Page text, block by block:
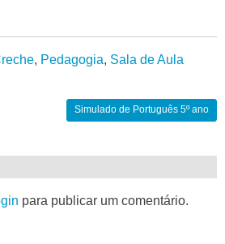
, Pedagogia, Sala de Aula
Simulado de Português 5º ano
para publicar um comentário.